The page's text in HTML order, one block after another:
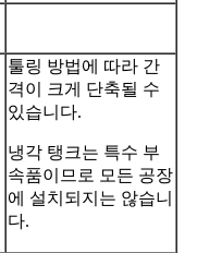
툴링 방법에 따라 간
격이 크게 단축될 수
있습니다.
냉각 탱크는 특수 부
속품이므로 모든 공장
에 설치되지는 않습니
다.